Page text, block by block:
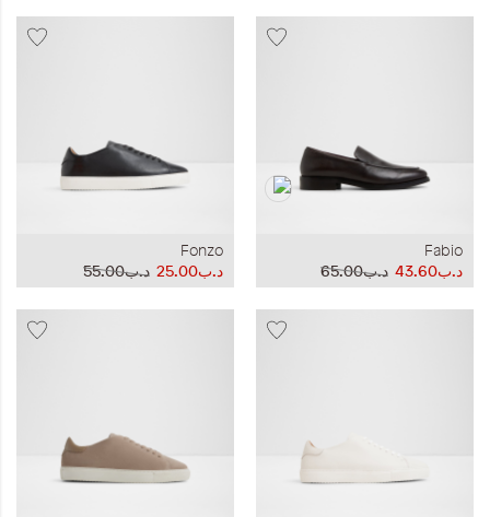
Fabio
د.ب65.00
د.ب43.60
Fonzo
د.ب55.00
د.ب25.00